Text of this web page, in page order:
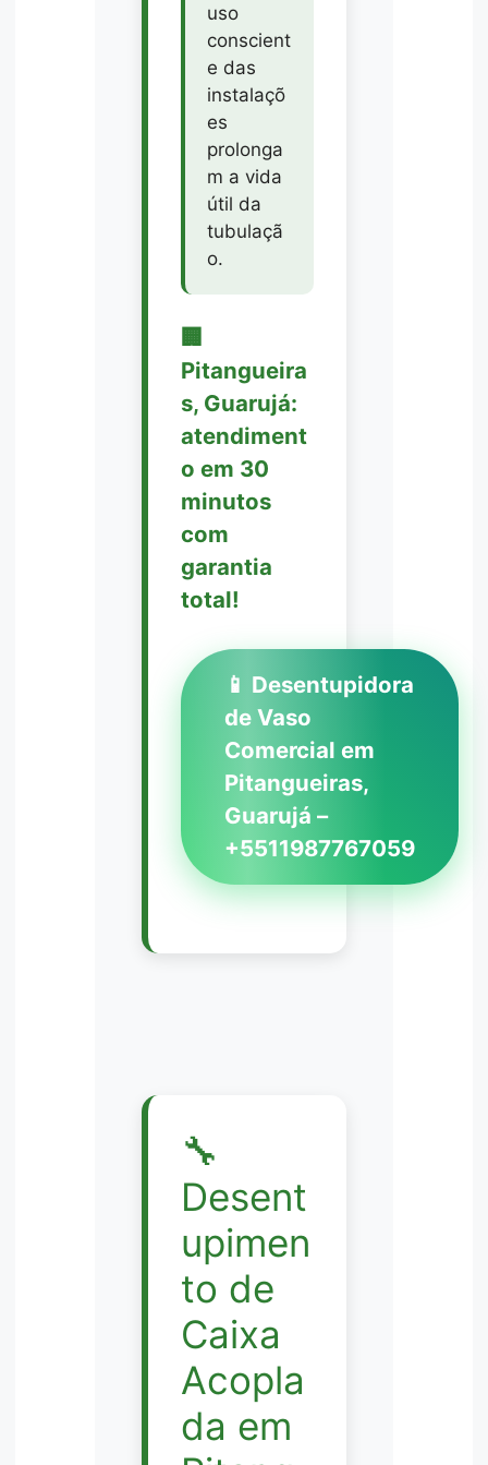
uso
conscient
e das
instalaçõ
es
prolonga
m a vida
útil da
tubulaçã
o.
🏢
Pitangueira
s, Guarujá:
atendiment
o em 30
minutos
com
garantia
total!
📱 Desentupidora
de Vaso
Comercial em
Pitangueiras,
Guarujá –
+5511987767059
🔧
Desent
upimen
to de
Caixa
Acopla
da em